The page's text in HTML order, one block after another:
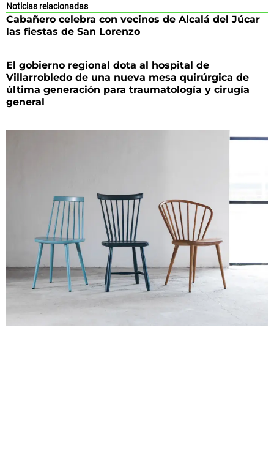
Noticias relacionadas
Cabañero celebra con vecinos de Alcalá del Júcar
las fiestas de San Lorenzo
El gobierno regional dota al hospital de
Villarrobledo de una nueva mesa quirúrgica de
última generación para traumatología y cirugía
general